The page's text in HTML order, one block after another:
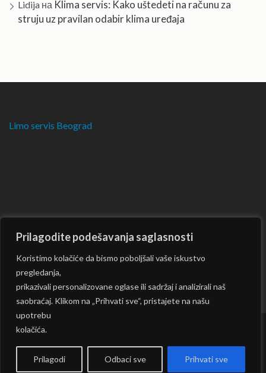
Prilagodite podešavanja saglasnosti
Koristimo kolačiće da bismo poboljšali vaše iskustvo
pregledanja,
prikazivali personalizovane oglase ili sadržaj i analizirali naš
saobraćaj. Klikom na „Prihvati sve“, pristajete na našu
upotrebu
kolačića.
Prilagodi Odbaci sve Prihvati sve
Lidija на Klima servis: Kako uštedeti na računu za
struju uz pravilan odabir klima uređaja
Limo servis Beograd
Powered by: